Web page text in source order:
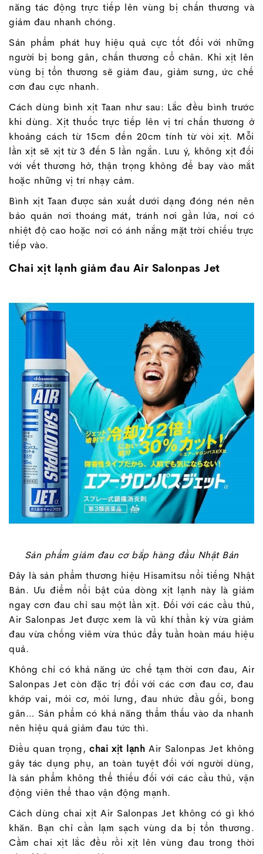
năng tác động trực tiếp lên vùng bị chấn thương và
giảm đau nhanh chóng.
Sản phẩm phát huy hiệu quả cực tốt đối với những
người bị bong gân, chấn thương cổ chân. Khi xịt lên
vùng bị tổn thương sẽ giảm đau, giảm sưng, ức chế
cơn đau cực nhanh.
Cách dùng bình xịt Taan như sau: Lắc đều bình trước
khi dùng. Xịt thuốc trực tiếp lên vị trí chấn thương ở
khoảng cách từ 15cm đến 20cm tính từ vòi xịt. Mỗi
lần xịt sẽ xịt từ 3 đến 5 lần ngắn. Lưu ý, không xịt đối
với vết thương hở, thận trọng không để bay vào mắt
hoặc những vị trí nhạy cảm.
Bình xịt Taan được sản xuất dưới dạng đóng nén nên
bảo quản nơi thoáng mát, tránh nơi gần lửa, nơi có
nhiệt độ cao hoặc nơi có ánh nắng mặt trời chiếu trực
tiếp vào.
Chai xịt lạnh giảm đau Air Salonpas Jet
Sản phẩm giảm đau cơ bắp hàng đầu Nhật Bản
Đây là sản phẩm thương hiệu Hisamitsu nổi tiếng Nhật
Bản. Ưu điểm nổi bật của dòng xịt lạnh này là giảm
ngay cơn đau chỉ sau một lần xịt. Đối với các cầu thủ,
Air Salonpas Jet được xem là vũ khí thần kỳ vừa giảm
đau vừa chống viêm vừa thúc đẩy tuần hoàn máu hiệu
quả.
Không chỉ có khả năng ức chế tạm thời cơn đau, Air
Salonpas Jet còn đặc trị đối với các cơn đau cơ, đau
khớp vai, mỏi cơ, mỏi lưng, đau nhức đầu gối, bong
gân… Sản phẩm có khả năng thẩm thấu vào da nhanh
nên hiệu quả giảm đau tức thì.
Điều quan trọng,chai xịt lạnh Air Salonpas Jet không
gây tác dụng phụ, an toàn tuyệt đối với người dùng,
là sản phẩm không thể thiếu đối với các cầu thủ, vận
động viên thể thao vận động mạnh.
Cách dùng chai xịt Air Salonpas Jet không có gì khó
khăn. Bạn chỉ cần lạm sạch vùng da bị tổn thương.
Cầm chai xịt lắc đều rồi xịt lên vùng đau trong thời